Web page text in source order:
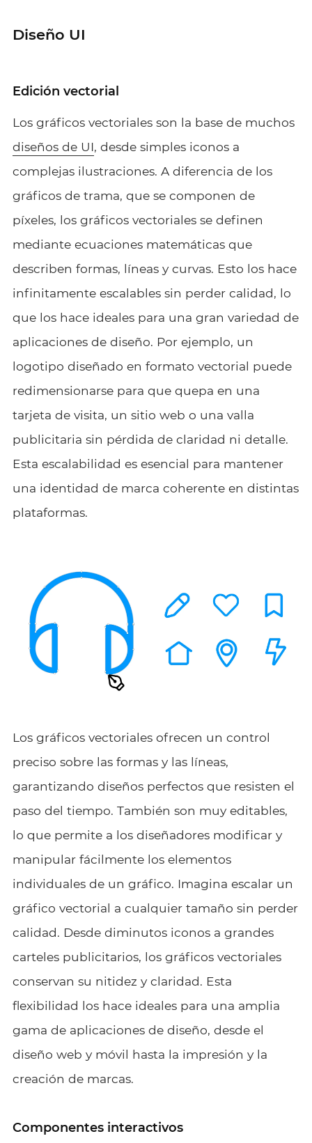
Diseño UI
Edición vectorial
Los gráficos vectoriales son la base de muchos
diseños de UI, desde simples iconos a
complejas ilustraciones. A diferencia de los
gráficos de trama, que se componen de
píxeles, los gráficos vectoriales se definen
mediante ecuaciones matemáticas que
describen formas, líneas y curvas. Esto los hace
infinitamente escalables sin perder calidad, lo
que los hace ideales para una gran variedad de
aplicaciones de diseño. Por ejemplo, un
logotipo diseñado en formato vectorial puede
redimensionarse para que quepa en una
tarjeta de visita, un sitio web o una valla
publicitaria sin pérdida de claridad ni detalle.
Esta escalabilidad es esencial para mantener
una identidad de marca coherente en distintas
plataformas.
Los gráficos vectoriales ofrecen un control
preciso sobre las formas y las líneas,
garantizando diseños perfectos que resisten el
paso del tiempo. También son muy editables,
lo que permite a los diseñadores modificar y
manipular fácilmente los elementos
individuales de un gráfico. Imagina escalar un
gráfico vectorial a cualquier tamaño sin perder
calidad. Desde diminutos iconos a grandes
carteles publicitarios, los gráficos vectoriales
conservan su nitidez y claridad. Esta
flexibilidad los hace ideales para una amplia
gama de aplicaciones de diseño, desde el
diseño web y móvil hasta la impresión y la
creación de marcas.
Componentes interactivos